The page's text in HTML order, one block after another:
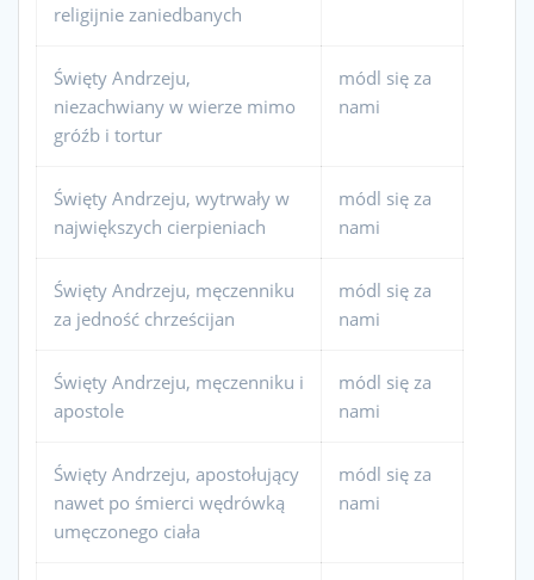
religijnie zaniedbanych
Święty Andrzeju,
niezachwiany w wierze mimo
gróźb i tortur
módl się za
nami
Święty Andrzeju, wytrwały w
największych cierpieniach
módl się za
nami
Święty Andrzeju, męczenniku
za jedność chrześcijan
módl się za
nami
Święty Andrzeju, męczenniku i
apostole
módl się za
nami
Święty Andrzeju, apostołujący
nawet po śmierci wędrówką
umęczonego ciała
módl się za
nami